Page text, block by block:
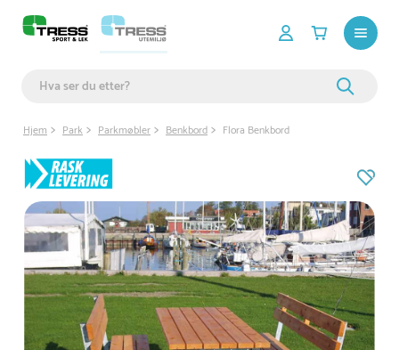
Hjem Park Parkmøbler Benkbord Flora Benkbord